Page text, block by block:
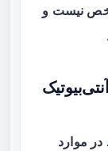
نیست و
موارد